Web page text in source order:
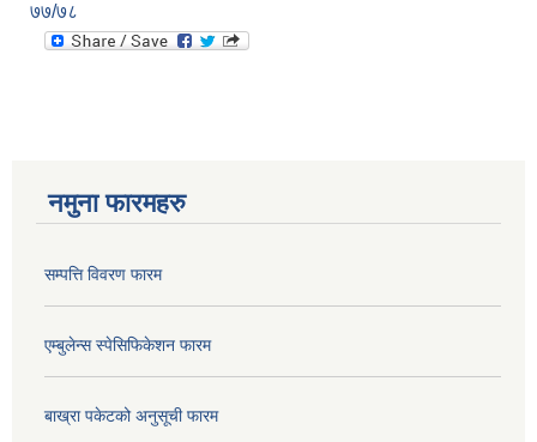
७७/७८
नमुना फारमहरु
सम्पत्ति विवरण फारम
एम्बुलेन्स स्पेसिफिकेशन फारम
बाख्रा पकेटको अनुसूची फारम